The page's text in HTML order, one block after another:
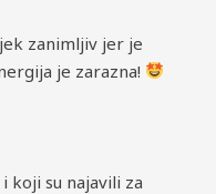
zanimljiv jer je
je zarazna!
koji su najavili za